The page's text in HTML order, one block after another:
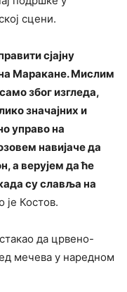
сцени.
сјајну
Маракане. Мислим
због изгледа,
значајних и
управо на
навијаче да
а верујем да ће
су славља на
је Костов.
да црвено-
мечева у наредном